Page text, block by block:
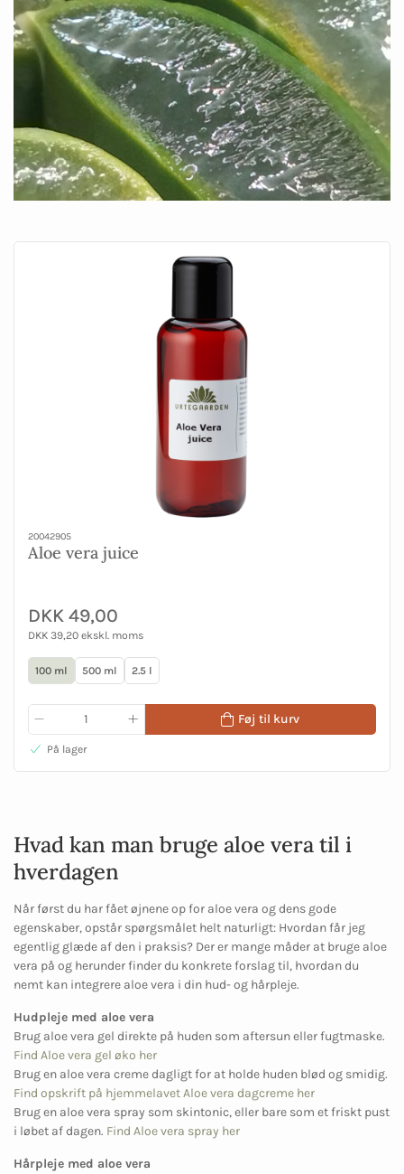
20042905
Aloe vera juice
DKK 49,00
DKK 39,20 ekskl. moms
100 ml 500 ml 2.5 l
Føj til kurv
På lager
Hvad kan man bruge aloe vera til i
hverdagen
Når først du har fået øjnene op for aloe vera og dens gode
egenskaber, opstår spørgsmålet helt naturligt: Hvordan får jeg
egentlig glæde af den i praksis? Der er mange måder at bruge aloe
vera på og herunder finder du konkrete forslag til, hvordan du
nemt kan integrere aloe vera i din hud- og hårpleje.
Hudpleje med aloe vera
Brug aloe vera gel direkte på huden som aftersun eller fugtmaske.
Find Aloe vera gel øko her
Brug en aloe vera creme dagligt for at holde huden blød og smidig.
Find opskrift på hjemmelavet Aloe vera dagcreme her
Brug en aloe vera spray som skintonic, eller bare som et friskt pust
i løbet af dagen. Find Aloe vera spray her
Hårpleje med aloe vera